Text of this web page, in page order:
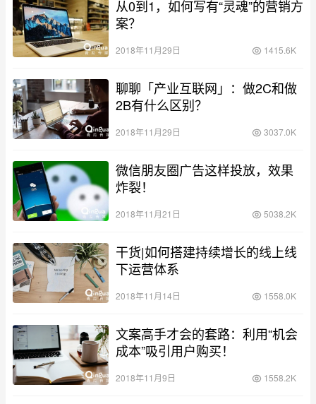
最右 神马 谷歌 Facebook Tiktok
YouTube
涨粉 广告 推广 方案 策划 案例
数据 拉新
从0到1，如何写有“灵魂”的营销方
案？
2018年11月29日 1415.6K
聊聊「产业互联网」：做2C和做
2B有什么区别？
2018年11月29日 3037.0K
微信朋友圈广告这样投放，效果
炸裂！
2018年11月21日 5038.2K
干货|如何搭建持续增长的线上线
下运营体系
2018年11月14日 1558.0K
文案高手才会的套路：利用“机会
成本”吸引用户购买！
2018年11月9日 1558.2K